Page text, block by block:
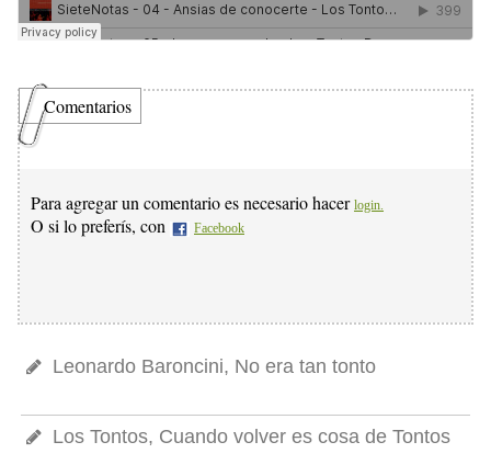
Comentarios
Para agregar un comentario es necesario hacer login.
O si lo preferís, con Facebook
Leonardo Baroncini, No era tan tonto
Los Tontos, Cuando volver es cosa de Tontos